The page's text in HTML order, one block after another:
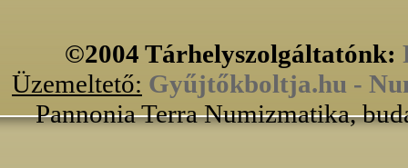
©2004 Tárhelyszolgáltatónk:
Üzemeltető: Gyűjtőkboltja.hu -
Pannonia Terra Numizmatika,